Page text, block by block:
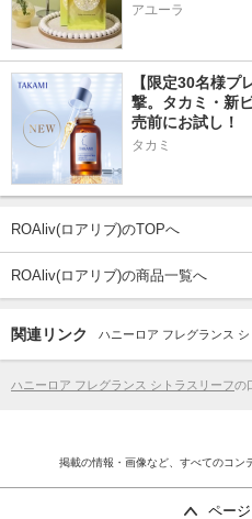
アユーラ
【限定30名様プ
撃。タカミ・新
売前にお試し！
タカミ
ROAliv(ロアリブ)のTOPへ
ROAliv(ロアリブ)の商品一覧へ
関連リンク ハニーロア フレグランス
ハニーロア フレグランス シトラスリーフの
掲載の情報・画像など、すべてのコン
ペー